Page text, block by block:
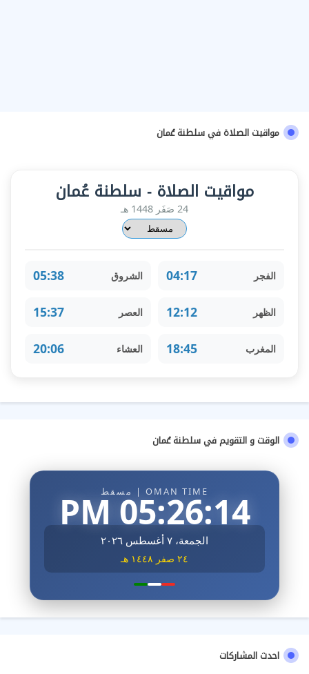
مواقيت الصلاة في سلطنة عُمان
مواقيت الصلاة - سلطنة عُمان
24 صَفَر 1448 هـ
الفجر 04:17 الشروق 05:38
الظهر 12:12 العصر 15:37
المغرب 18:45 العشاء 20:06
الوقت و التقويم في سلطنة عُمان
OMAN TIME | مسقط
05:26:15 PM
الجمعة، ٧ أغسطس ٢٠٢٦
٢٤ صفر ١٤٤٨ هـ
احدث المشاركات